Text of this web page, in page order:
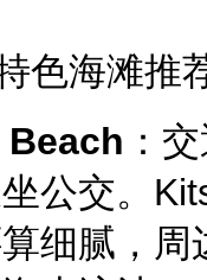
色海滩推
：
公交。
细腻，周